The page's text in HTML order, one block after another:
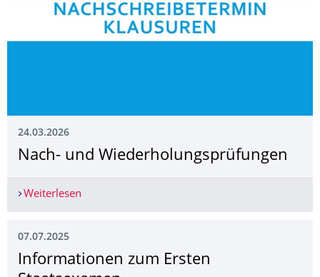
24.03.2026
Nach- und Wiederholungsprü­fungen
Weiterlesen
07.07.2025
Informationen zum Ersten